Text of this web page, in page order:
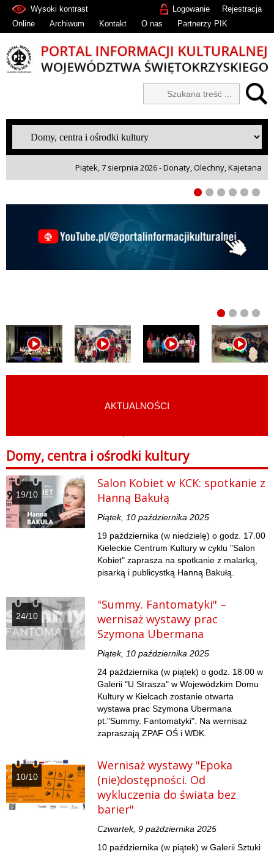
Rejestracja
Logowanie
Wysoki kontrast
Online
Archiwum Kontakt O nas Partnerzy PIK
Piątek, 7 sierpnia 2026 - Donaty, Olechny, Kajetana
AKTUALNOŚCI
Domy, centra i ośrodki kultury
19/10
Salon Kobiet w KCK: spotkanie z
Hanną Bakułą
Piątek, 10 października 2025
19 października (w niedzielę) o godz. 17.00
Kieleckie Centrum Kultury w cyklu "Salon
Kobiet" zaprasza na spotkanie z malarką,
pisarką i publicystką Hanną Bakułą.
24/10
"Summy. Fantomatyki" –
wernisaż wystawy prac
Szymona Ubermana
Piątek, 10 października 2025
24 października (w piątek) o godz. 18.00 w
Galerii "U Strasza" w Wojewódzkim Domu
Kultury w Kielcach zostanie otwarta
wystawa prac Szymona Ubermana
pt."Summy. Fantomatyki". Na wernisaż
zapraszają ZPAF OŚ i WDK.
10/10
Wernisaż wystawy "Epoka
(nie)dostępności. Od
wykluczenia do świata bez
barier"
Czwartek, 9 października 2025
10 października (w piątek) w Galerii Sztuki